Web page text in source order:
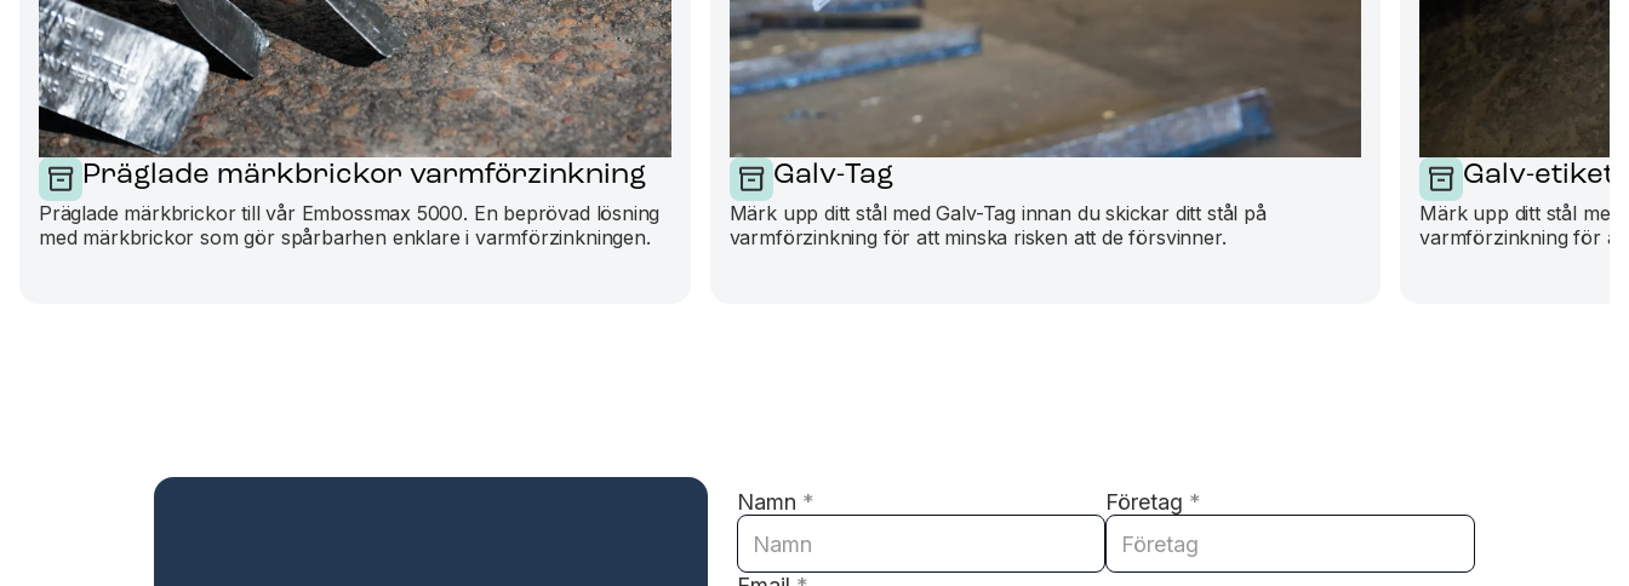
Präglade märkbrickor varmförzinkning
Präglade märkbrickor till vår Embossmax 5000. En beprövad lösning
med märkbrickor som gör spårbarhen enklare i varmförzinkningen.
Galv-Tag
Märk upp ditt stål med Galv-Tag innan du skickar ditt stål på
varmförzinkning för att minska risken att de försvinner.
Galv-etikett
Märk upp ditt stål med
varmförzinkning för
Namn * Företag *